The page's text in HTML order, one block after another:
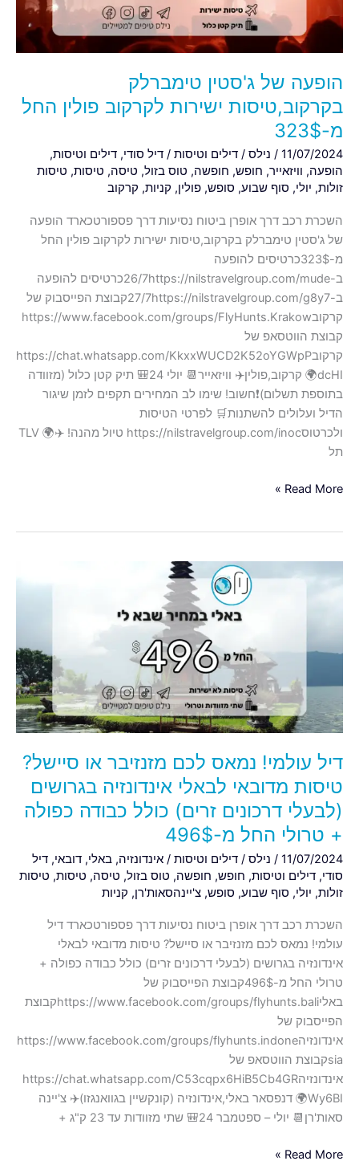
הופעה של ג'סטין טימברלק
בקרקוב,טיסות ישירות לקרקוב פולין החל
מ-323$
11/07/2024
/ נילס / דילים וטיסות / דיל סודי, דילים וטיסות,
הופעה, וויזאייר, חופש, חופשה, טוס בזול, טיסה, טיסות, טיסות
זולות, יולי, סוף שבוע, סופש, פולין, קניות, קרקוב
השכרת רכב דרך אופרן ביטוח נסיעות דרך פספורטכארד הופעה
של ג'סטין טימברלק בקרקוב,טיסות ישירות לקרקוב פולין החל
מ-323$כרטיסים להופעה
ב-26/7https://nilstravelgroup.com/mudeכרטיסים להופעה
ב-27/7https://nilstravelgroup.com/g8y7קבוצת הפייסבוק של
קרקובhttps://www.facebook.com/groups/FlyHunts.Krakow
קבוצת הווטסאפ של
קרקובhttps://chat.whatsapp.com/KkxxWUCD2K52oYGWpP
dcHI🌍 קרקוב,פולין✈️ וויזאייר📆 יולי 24🎒 תיק קטן כלול (מזוודה
בתוספת תשלום)❗️חשוב! שימו לב המחירים תקפים לזמן שיגור
הדיל ועלולים להשתנות🛒 לפרטי הטיסות
ולכרטוסhttps://nilstravelgroup.com/inoc טיול מהנה! ✈️🌍 TLV
תל
פולין
Read More »
דיל עולמי! נמאס לכם מזנזיבר או סיישל?
טיסות מדובאי לבאלי אינדונזיה בגרושים
(לבעלי דרכונים זרים) כולל כבודה כפולה
+ טרולי החל מ-496$
11/07/2024
/ נילס / דילים וטיסות / אינדונזיה, באלי, דובאי, דיל
סודי, דילים וטיסות, חופש, חופשה, טוס בזול, טיסה, טיסות, טיסות
זולות, יולי, סוף שבוע, סופש, צ'יינהסאות'רן, קניות
השכרת רכב דרך אופרן ביטוח נסיעות דרך פספורטכארד דיל
עולמי! נמאס לכם מזנזיבר או סיישל? טיסות מדובאי לבאלי
אינדונזיה בגרושים (לבעלי דרכונים זרים) כולל כבודה כפולה +
טרולי החל מ-496$קבוצת הפייסבוק של
באליhttps://www.facebook.com/groups/flyhunts.baliקבוצת
הפייסבוק של
אינדונזיהhttps://www.facebook.com/groups/flyhunts.indone
siaקבוצת הווטסאפ של
אינדונזיהhttps://chat.whatsapp.com/C53cqpx6HiB5Cb4GR
Wy6BI🌍 דנפסאר באלי,אינדונזיה (קונקשיין בגוואנגזו)✈️ צ'יינה
סאות'רן📆 יולי – ספטמבר 24🎒 שתי מזוודות עד 23 ק"ג +
עולמי!
מזנזיבר
סיישל?
מדובאי
אינדונזיה
בגרושים
(לבעלי
דרכונים
זרים)
כולל
כבודה
כפולה
טרולי
Read More »